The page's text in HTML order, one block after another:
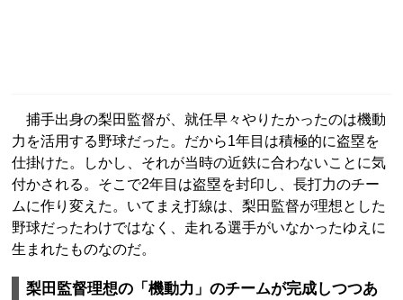
捕手出身の梨田監督が、就任早々やりたかったのは機動
力を活用する野球だった。だから1年目は積極的に盗塁を
仕掛けた。しかし、それが当時の近鉄に合わないことに気
付かされる。そこで2年目は盗塁を封印し、長打力のチー
ムに作り変えた。いてまえ打線は、梨田監督が理想とした
野球だったわけではなく、走れる選手がいなかったゆえに
生まれたものなのだ。
梨田監督理想の「機動力」のチームが完成しつつあ